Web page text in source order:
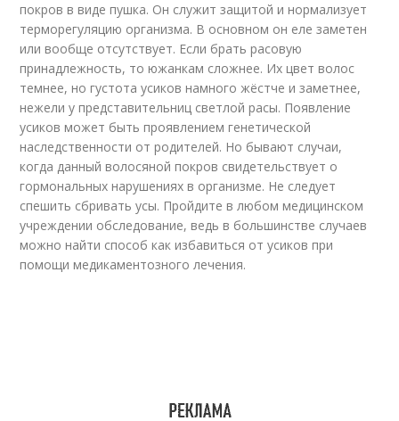
покров в виде пушка. Он служит защитой и нормализует
терморегуляцию организма. В основном он еле заметен
или вообще отсутствует. Если брать расовую
принадлежность, то южанкам сложнее. Их цвет волос
темнее, но густота усиков намного жёстче и заметнее,
нежели у представительниц светлой расы. Появление
усиков может быть проявлением генетической
наследственности от родителей. Но бывают случаи,
когда данный волосяной покров свидетельствует о
гормональных нарушениях в организме. Не следует
спешить сбривать усы. Пройдите в любом медицинском
учреждении обследование, ведь в большинстве случаев
можно найти способ как избавиться от усиков при
помощи медикаментозного лечения.